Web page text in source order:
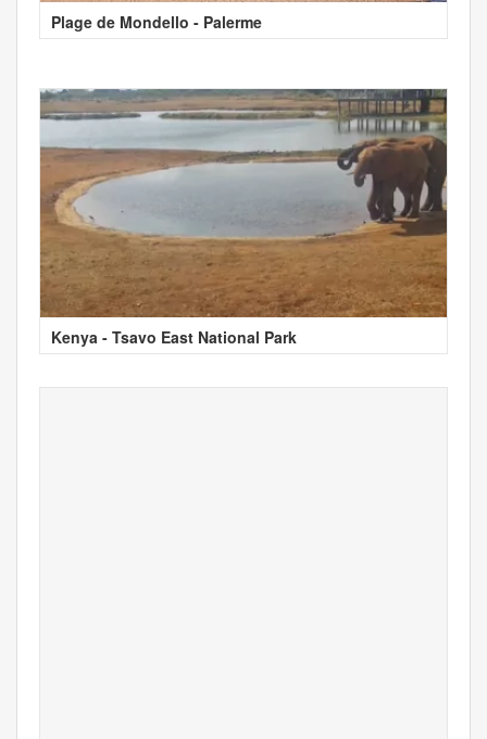
Plage de Mondello - Palerme
Kenya - Tsavo East National Park